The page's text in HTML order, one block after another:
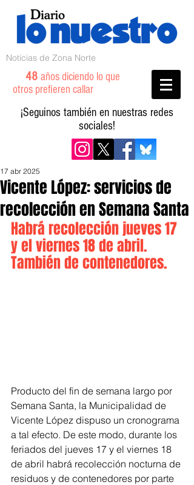
Noticias de Zona Norte
48 años diciendo lo que
otros prefieren callar
¡Seguinos también en nuestras redes
sociales!
Vicente López: servicios de
recolección en Semana Santa
17 abr 2025
Habrá recolección jueves 17
y el viernes 18 de abril.
También de contenedores.
Producto del fin de semana largo por
Semana Santa, la Municipalidad de
Vicente López dispuso un cronograma
a tal efecto. De este modo, durante los
feriados del jueves 17 y el viernes 18
de abril habrá recolección nocturna de
residuos y de contenedores por parte